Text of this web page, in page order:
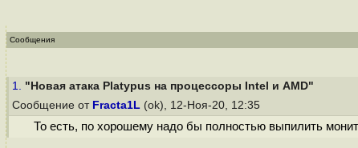
Сообщения
1. "Новая атака Platypus на процессоры Intel и AMD"
Сообщение от Fracta1L (ok), 12-Ноя-20, 12:35
То есть, по хорошему надо бы полностью выпилить